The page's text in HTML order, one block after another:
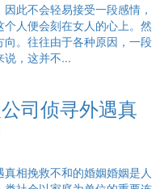
此不会轻易接受一段感情，
人便会刻在女人的心上。然
。往往由于各种原因，一段
说，这并不...
司侦寻外遇真
相挽救不和的婚姻婚姻是人